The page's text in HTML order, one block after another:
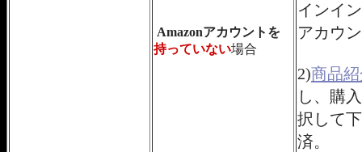
Amazonアカウントを
持っていない場合
インイ
アカウ
2)商品
し、購
択して
済。